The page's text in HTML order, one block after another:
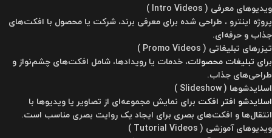
ویدیوهای معرفی ( Intro Videos )
پروژه اینترو ، طراحی شده برای معرفی برند، شرکت یا محصول با افکت‌های
جذاب و حرفه‌ای.
تیزرهای تبلیغاتی ( Promo Videos )
برای تبلیغات محصولات، خدمات یا رویدادها، شامل افکت‌های چشم‌نواز و
طراحی‌های جذاب.
اسلایدشوها ( Slideshow )
اسلایدشو افتر افکت برای نمایش مجموعه‌ای از تصاویر یا ویدیوها با
انتقال‌ها و افکت‌های بصری برای ایجاد یک روایت بصری مناسب است.
ویدیوهای آموزشی ( Tutorial Videos )